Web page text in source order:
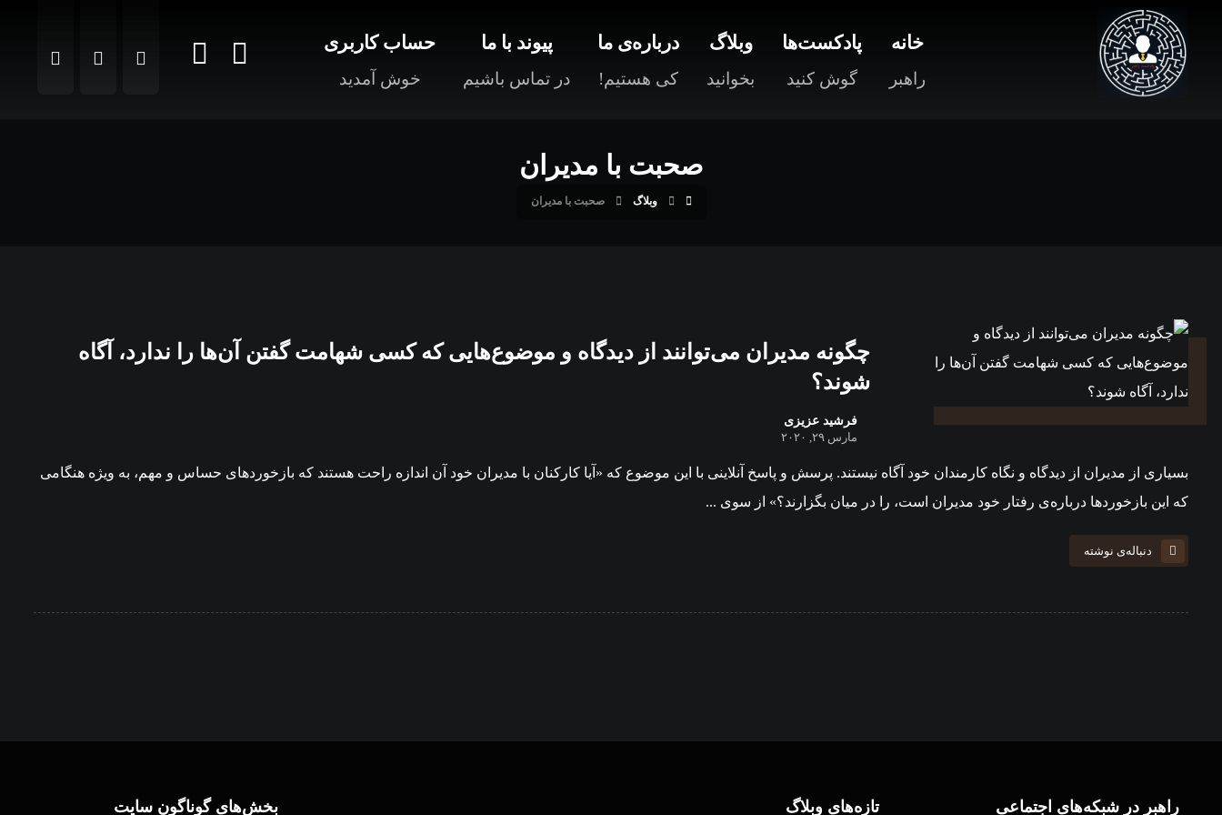
خانه
راهبر
پادکست‌ها
گوش کنید
وبلاگ
بخوانید
درباره‌ی ما
کی هستیم!
پیوند با ما
در تماس باشیم
حساب کاربری
خوش آمدید
صحبت با مدیران
وبلاگ صحبت با مدیران
چگونه مديران می‌توانند از دیدگاه و موضوع‌هایی که کسی شهامت گفتن آن‌ها را ندارد، آگاه
شوند؟
فرشید عزیزی
مارس ۲۹, ۲۰۲۰
بسیاری از مديران از دیدگاه و نگاه کارمندان خود آگاه نیستند. پرسش و پاسخ آنلاینی با این موضوع که «آیا کارکنان با مدیران خود آن اندازه راحت هستند که بازخوردهای حساس و مهم، به ویژه هنگامی
که این بازخوردها درباره‌ی رفتار خود مدیران است، را در میان بگزارند؟» از سوی ...
دنباله‌ی نوشته
راهبر در شبکه‌های اجتماعی تازه‌های وبلاگ بخش‌های گوناگون سایت